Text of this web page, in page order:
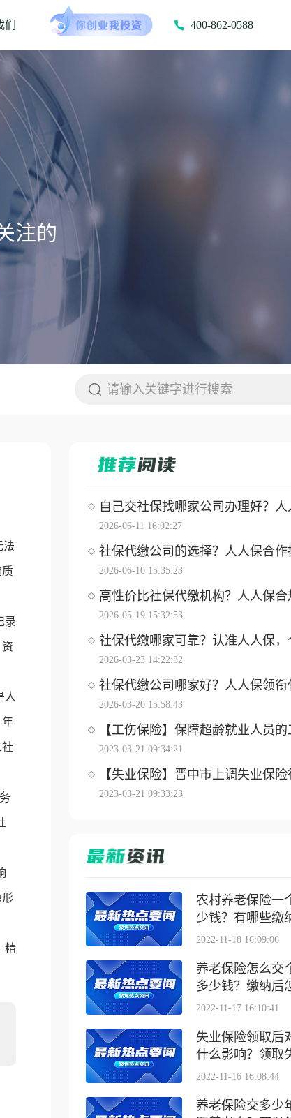
400-862-0588
注的
法
质
录
人
年
形
精
自己交社保找哪家公司办理好？人
2026-06-11 16:02:27
社保代缴公司的选择？人人保合作
2026-06-10 15:35:23
高性价比社保代缴机构？人人保合
2026-05-19 15:32:53
社保代缴哪家可靠？认准人人保，
2026-03-23 14:22:32
社保代缴公司哪家好？人人保领衔
2026-03-20 15:58:43
【工伤保险】保障超龄就业人员
2023-03-21 09:34:21
【失业保险】晋中市上调失业保
2023-03-21 09:33:23
农村养老保险一
少钱？有哪些缴
2022-11-18 16:09:06
养老保险怎么交
多少钱？缴纳后
2022-11-17 16:10:41
失业保险领取后
什么影响？领取
2022-11-16 16:08:44
养老保险交多少